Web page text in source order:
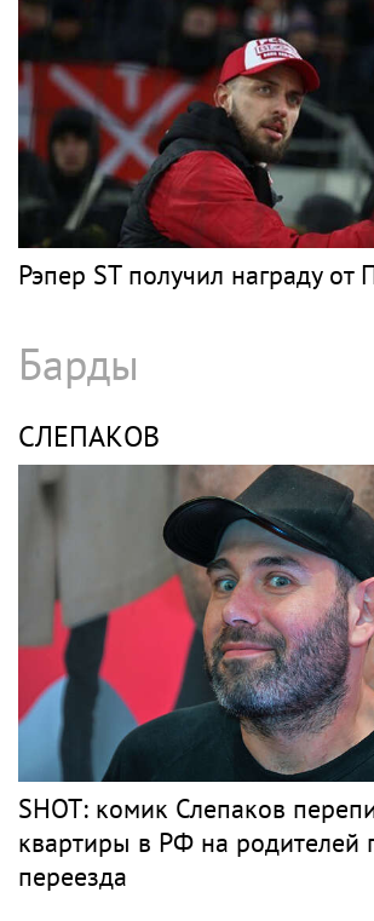
Рэпер ST получил награду от
Барды
СЛЕПАКОВ
SHOT: комик Слепаков
квартиры в РФ на родителей
переезда